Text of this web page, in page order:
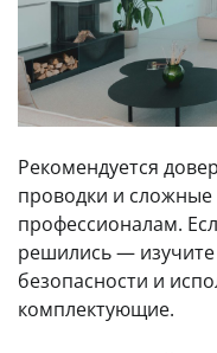
Рекомендуется
проводки и сложные
профессионалам.
решились —
безопасности и
комплектующие.